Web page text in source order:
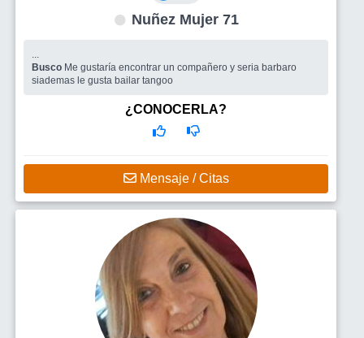
Nuñez Mujer 71
...
Busco Me gustaría encontrar un compañero y seria barbaro
siademas le gusta bailar tangoo
¿CONOCERLA?
Mensaje / Citas